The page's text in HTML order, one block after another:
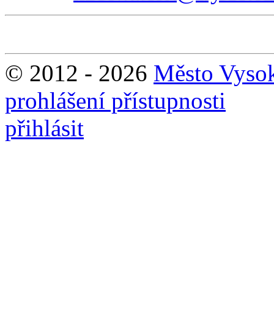
© 2012 - 2026 Město
prohlášení přístupnosti
přihlásit